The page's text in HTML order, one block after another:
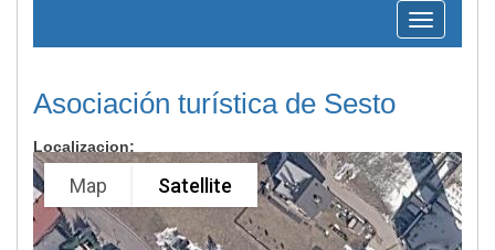
Toggle
navigation
Asociación turística de Sesto
Localizacion:
Map Satellite